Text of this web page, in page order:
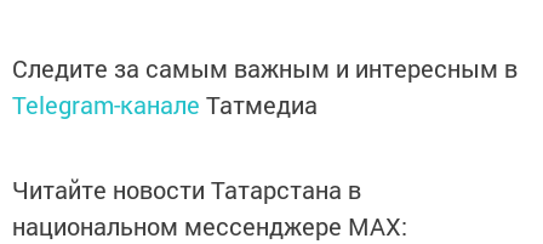
Следите за самым важным и интересным в
Telegram-канале Татмедиа
Читайте новости Татарстана в
национальном мессенджере MАХ: